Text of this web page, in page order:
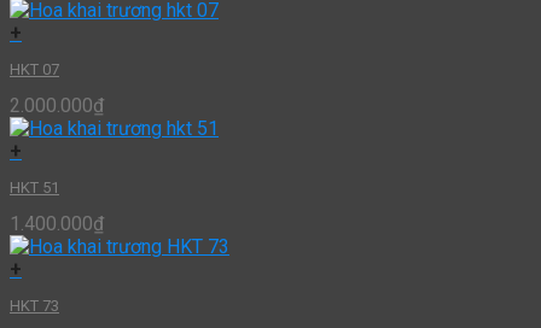
+
HKT 07
2.000.000₫
+
HKT 51
1.400.000₫
+
HKT 73